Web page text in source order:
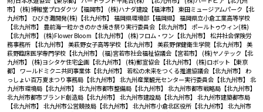
市】 (株)博報堂プロダクツ【福岡市】 (株)ハナダ建設【福津市】 東田ミュージアムパーク【北
九州市】 ひびき灘開発(株)【北九州市】 福岡県環境部【福岡県】 福岡県立小倉工業高等学校
【北九州市】 豊前海一粒かきのかき焼き祭り実行委員会【北九州市】 ポールトゥウィン(株)
【北九州市】 (株)Flower Bloom【北九州市】 (株)フロム・ワン【北九州市】 松井社会保険労
務事務所 【北九州市】 美萩野女子高等学校【北九州市】 美萩野保健衛生学院【北九州市】 美
萩野臨床医学専門学校【北九州市】 (福)宮若市社会福祉協議会【宮若市】 (株)ヤノテック【北
九州市】 (株)ヨシタケ住宅企画【北九州市】 (株)郵宣協会【北九州市】 (株)ロボット【東京
都】 ワールドミクニ共同事業体【北九州市】 若松の未来をつくる推進協議会【北九州市】 わ
っしょい百万夏まつり事務局【北九州市】 北九州産業観光センター実行委員会【北九州市】 北
九州市環境局【北九州市】 北九州市都市整備局【北九州市】 北九州市都市戦略局【北九州市】
北九州市都市ブランド創造局【北九州市】 北九州市建設局【北九州市】 北九州市建築都市局
【北九州市】 北九州市公営競技局【北九州市】 北九州市小倉北区役所【北九州市】 北九州市